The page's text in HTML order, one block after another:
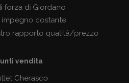
forza di Giordano
impegno costante
rapporto qualità/prezzo
vendita
Cherasco